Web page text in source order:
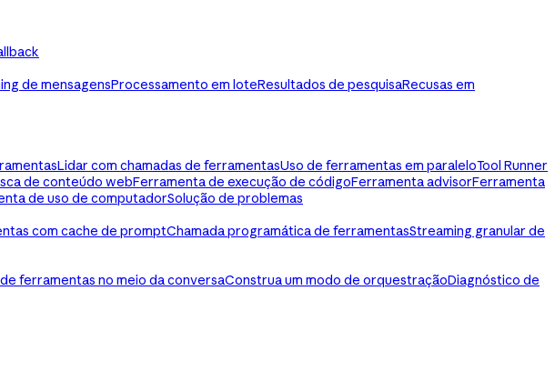
de mensagensProcessamento em loteResultados de pesquisaRecusas em
Lidar com chamadas de ferramentasUso de ferramentas em paraleloTool Runner
de conteúdo webFerramenta de execução de códigoFerramenta advisorFerramenta
de uso de computadorSolução de problemas
com cache de promptChamada programática de ferramentasStreaming granular de
ferramentas no meio da conversaConstrua um modo de orquestraçãoDiagnóstico de